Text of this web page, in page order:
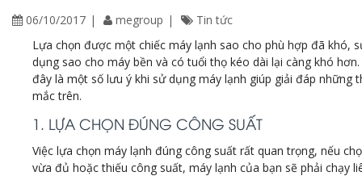
06/10/2017 megroup
Tin tức
Lựa chọn được một chiếc máy lạnh sao cho phù hợp đã khó,
dụng sao cho máy bền và có tuổi thọ kéo dài lại càng khó
đây là một số lưu ý khi sử dụng máy lạnh giúp giải đáp những
mắc trên.
1. LỰA CHỌN ĐÚNG CÔNG SUẤT
Việc lựa chọn máy lạnh đúng công suất rất quan trọng, nếu
vừa đủ hoặc thiếu công suất, máy lạnh của bạn sẽ phải chạy